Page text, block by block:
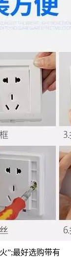
”;最好选购带有